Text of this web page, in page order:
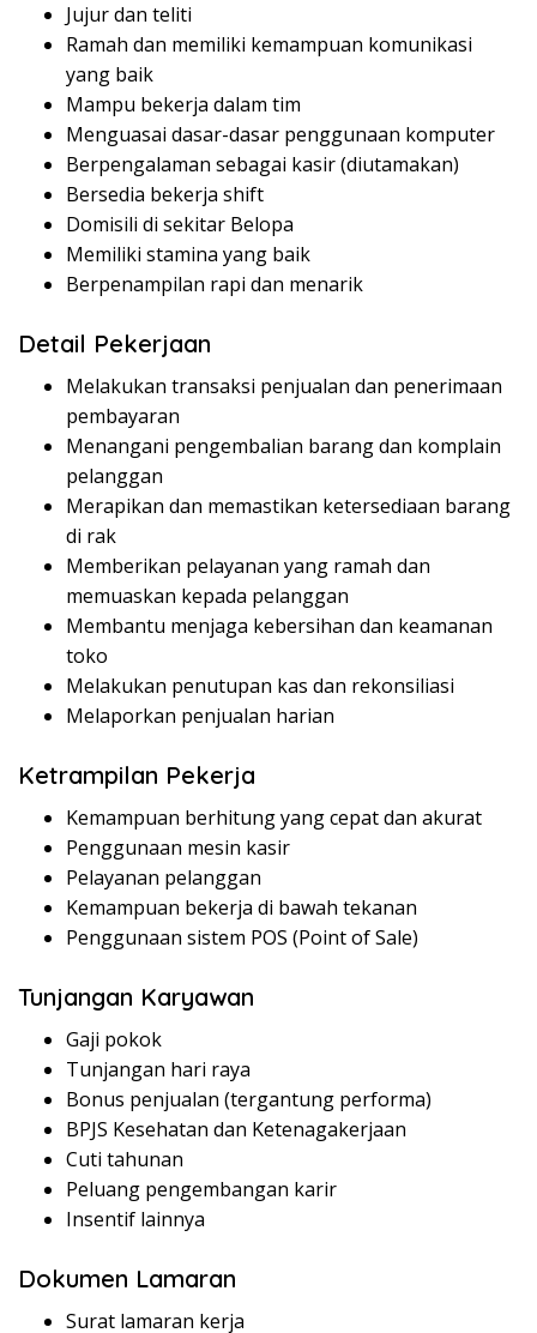
Jujur dan teliti
Ramah dan memiliki kemampuan komunikasi
yang baik
Mampu bekerja dalam tim
Menguasai dasar-dasar penggunaan komputer
Berpengalaman sebagai kasir (diutamakan)
Bersedia bekerja shift
Domisili di sekitar Belopa
Memiliki stamina yang baik
Berpenampilan rapi dan menarik
Detail Pekerjaan
Melakukan transaksi penjualan dan penerimaan
pembayaran
Menangani pengembalian barang dan komplain
pelanggan
Merapikan dan memastikan ketersediaan barang
di rak
Memberikan pelayanan yang ramah dan
memuaskan kepada pelanggan
Membantu menjaga kebersihan dan keamanan
toko
Melakukan penutupan kas dan rekonsiliasi
Melaporkan penjualan harian
Ketrampilan Pekerja
Kemampuan berhitung yang cepat dan akurat
Penggunaan mesin kasir
Pelayanan pelanggan
Kemampuan bekerja di bawah tekanan
Penggunaan sistem POS (Point of Sale)
Tunjangan Karyawan
Gaji pokok
Tunjangan hari raya
Bonus penjualan (tergantung performa)
BPJS Kesehatan dan Ketenagakerjaan
Cuti tahunan
Peluang pengembangan karir
Insentif lainnya
Dokumen Lamaran
Surat lamaran kerja